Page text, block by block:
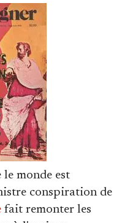
monde est
conspiration de
fait remonter les